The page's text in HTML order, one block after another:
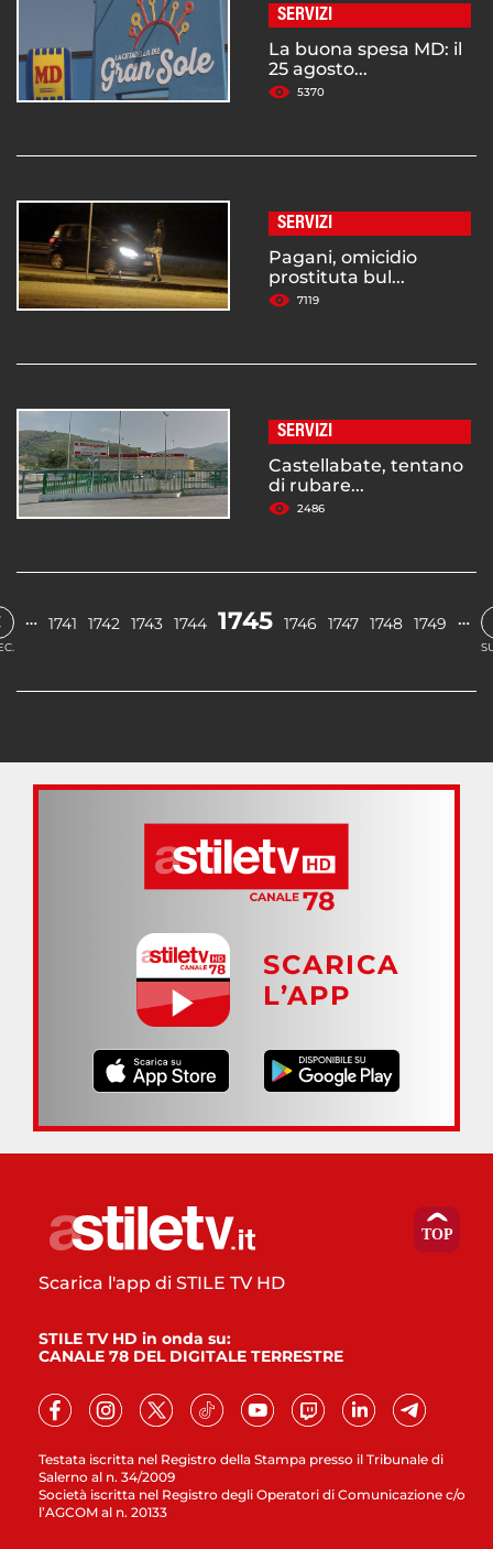
SERVIZI
La buona spesa MD: il
25 agosto...
5370
SERVIZI
Pagani, omicidio
prostituta bul...
7119
SERVIZI
Castellabate, tentano
di rubare...
2486
… 1741 1742 1743 1744 1745 1746 1747 1748 1749 …
SCARICA
L’APP
Testata iscritta nel Registro della Stampa presso il Tribunale di
Salerno al n. 34/2009
Società iscritta nel Registro degli Operatori di Comunicazione c/o
l’AGCOM al n. 20133
Scarica l'app di STILE TV HD
STILE TV HD in onda su:
CANALE 78 DEL DIGITALE TERRESTRE